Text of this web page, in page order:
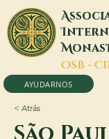
A
I
M
OSB - C
AYUDARNOS
< Atrás